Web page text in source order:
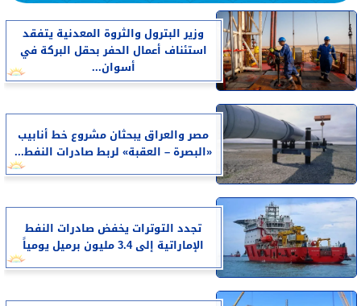
وزير البترول والثروة المعدنية يتفقد
استئناف أعمال الحفر بحقل البركة في
أسوان...
مصر والعراق يبحثان مشروع خط أنابيب
«البصرة – العقبة» لربط صادرات النفط...
تجدد التوترات يخفض صادرات النفط
الإماراتية إلى 3.4 مليون برميل يومياً